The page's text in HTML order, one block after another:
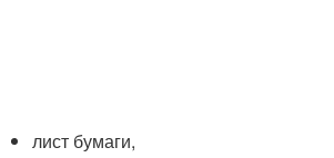
лист бумаги,